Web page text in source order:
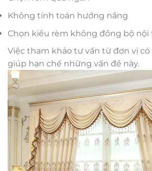
Không tính toán hướng nắng
Chọn kiểu rèm không đồng bộ nội
Việc tham khảo tư vấn từ đơn vị
giúp hạn chế những vấn đề này.